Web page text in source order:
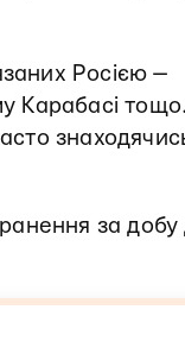
Росією —
Карабасі
за добу